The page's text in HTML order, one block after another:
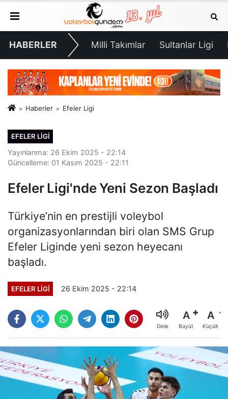
HABERLER Milli Takımlar Sultanlar Ligi
Haberler Efeler Ligi
EFELER LIGI
Yayınlanma: 26 Ekim 2025 - 22:14
Güncelleme: 01 Kasım 2025 - 22:11
Efeler Ligi'nde Yeni Sezon Başladı
Türkiye’nin en prestijli voleybol
organizasyonlarından biri olan SMS Grup
Efeler Liginde yeni sezon heyecanı
başladı.
EFELER LIGI 26 Ekim 2025 - 22:14
Dinle
A
Büyüt
A
Küçült